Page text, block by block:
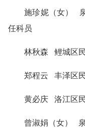
施珍妮（女） 泉
任科员
林秋森 鲤城区民
郑程云 丰泽区民
黄必庆 洛江区民
曾淑娟（女） 泉